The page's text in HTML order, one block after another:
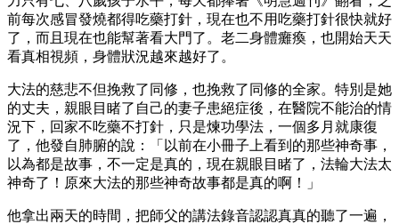
前每次感冒發燒都得吃藥打針，現在也不用吃藥打針很快就好
了，而且現在也能幫著看大門了。老二身體癱瘓，也開始天天
看真相視頻，身體狀況越來越好了。
大法的慈悲不但挽救了同修，也挽救了同修的全家。特別是她
的丈夫，親眼目睹了自己的妻子患絕症後，在醫院不能治的情
況下，回家不吃藥不打針，只是煉功學法，一個多月就康復
了，他發自肺腑的說：「以前在小冊子上看到的那些神奇事，
以為都是故事，不一定是真的，現在親眼目睹了，法輪大法太
神奇了！原來大法的那些神奇故事都是真的啊！」
他拿出兩天的時間，把師父的講法錄音認認真真的聽了一遍，